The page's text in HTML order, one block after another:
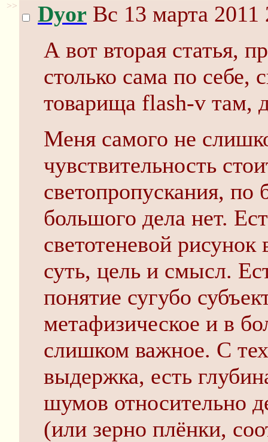
>> Dyor Вс 13 марта 2011
А вот вторая статья,
столько сама по себе,
товарища flash-v там,
Меня самого не
чувствительность
светопропускания, по
большого дела нет.
светотеневой
суть, цель и смысл.
понятие сугубо
метафизическое и в
слишком важное. С
выдержка, есть
шумов относительно
(или зерно плёнки,